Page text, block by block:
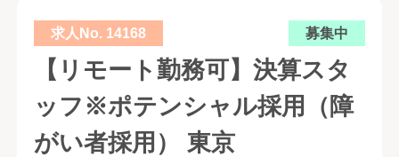
求人No. 14168 募集中
【リモート勤務可】決算スタ
ッフ※ポテンシャル採用（障
がい者採用） 東京